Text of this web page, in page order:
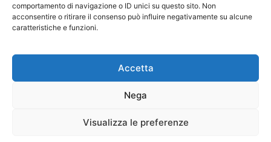
comportamento di navigazione o ID unici su questo sito. Non
acconsentire o ritirare il consenso può influire negativamente su alcune
caratteristiche e funzioni.
Accetta
Nega
Visualizza le preferenze
© 2002 - 2026 SanBartolomeo.info :::: powered by Go Web snc |